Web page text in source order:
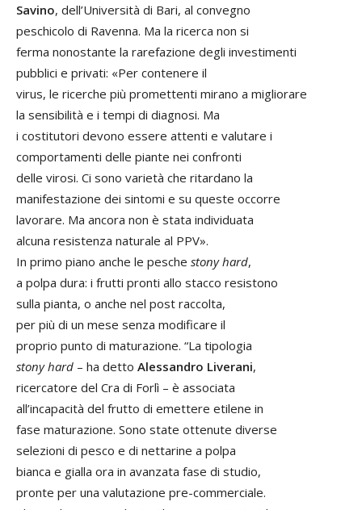
Savino, dell’Università di Bari, al convegno
peschicolo di Ravenna. Ma la ricerca non si
ferma nonostante la rarefazione degli investimenti
pubblici e privati: «Per contenere il
virus, le ricerche più promettenti mirano a migliorare
la sensibilità e i tempi di diagnosi. Ma
i costitutori devono essere attenti e valutare i
comportamenti delle piante nei confronti
delle virosi. Ci sono varietà che ritardano la
manifestazione dei sintomi e su queste occorre
lavorare. Ma ancora non è stata individuata
alcuna resistenza naturale al PPV».
In primo piano anche le pesche stony hard,
a polpa dura: i frutti pronti allo stacco resistono
sulla pianta, o anche nel post raccolta,
per più di un mese senza modificare il
proprio punto di maturazione. “La tipologia
stony hard – ha detto Alessandro Liverani,
ricercatore del Cra di Forlì – è associata
all’incapacità del frutto di emettere etilene in
fase maturazione. Sono state ottenute diverse
selezioni di pesco e di nettarine a polpa
bianca e gialla ora in avanzata fase di studio,
pronte per una valutazione pre-commerciale.